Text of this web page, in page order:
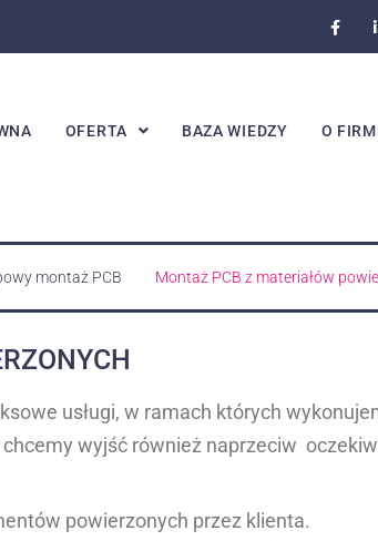
OFERTA BAZA WIEDZY O
montaż PCB Montaż PCB z materiałów
usługi, w ramach których
wyjść również naprzeciw
powierzonych przez klienta.